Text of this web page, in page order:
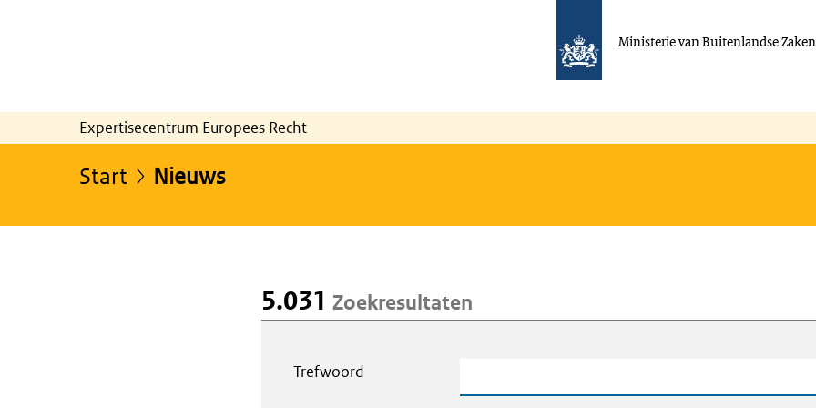
Ministerie van Buitenlandse Zaken
Expertisecentrum Europees Recht
Start Nieuws
5.031 Zoekresultaten
Trefwoord